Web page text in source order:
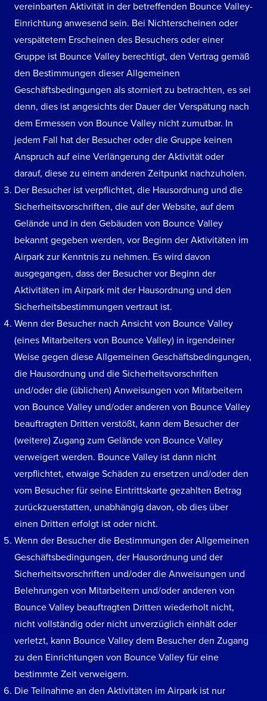
vereinbarten Aktivität in der betreffenden Bounce Valley-
Einrichtung anwesend sein. Bei Nichterscheinen oder
verspätetem Erscheinen des Besuchers oder einer
Gruppe ist Bounce Valley berechtigt, den Vertrag gemäß
den Bestimmungen dieser Allgemeinen
Geschäftsbedingungen als storniert zu betrachten, es sei
denn, dies ist angesichts der Dauer der Verspätung nach
dem Ermessen von Bounce Valley nicht zumutbar. In
jedem Fall hat der Besucher oder die Gruppe keinen
Anspruch auf eine Verlängerung der Aktivität oder
darauf, diese zu einem anderen Zeitpunkt nachzuholen.
Der Besucher ist verpflichtet, die Hausordnung und die
Sicherheitsvorschriften, die auf der Website, auf dem
Gelände und in den Gebäuden von Bounce Valley
bekannt gegeben werden, vor Beginn der Aktivitäten im
Airpark zur Kenntnis zu nehmen. Es wird davon
ausgegangen, dass der Besucher vor Beginn der
Aktivitäten im Airpark mit der Hausordnung und den
Sicherheitsbestimmungen vertraut ist.
Wenn der Besucher nach Ansicht von Bounce Valley
(eines Mitarbeiters von Bounce Valley) in irgendeiner
Weise gegen diese Allgemeinen Geschäftsbedingungen,
die Hausordnung und die Sicherheitsvorschriften
und/oder die (üblichen) Anweisungen von Mitarbeitern
von Bounce Valley und/oder anderen von Bounce Valley
beauftragten Dritten verstößt, kann dem Besucher der
(weitere) Zugang zum Gelände von Bounce Valley
verweigert werden. Bounce Valley ist dann nicht
verpflichtet, etwaige Schäden zu ersetzen und/oder den
vom Besucher für seine Eintrittskarte gezahlten Betrag
zurückzuerstatten, unabhängig davon, ob dies über
einen Dritten erfolgt ist oder nicht.
Wenn der Besucher die Bestimmungen der Allgemeinen
Geschäftsbedingungen, der Hausordnung und der
Sicherheitsvorschriften und/oder die Anweisungen und
Belehrungen von Mitarbeitern und/oder anderen von
Bounce Valley beauftragten Dritten wiederholt nicht,
nicht vollständig oder nicht unverzüglich einhält oder
verletzt, kann Bounce Valley dem Besucher den Zugang
zu den Einrichtungen von Bounce Valley für eine
bestimmte Zeit verweigern.
Die Teilnahme an den Aktivitäten im Airpark ist nur